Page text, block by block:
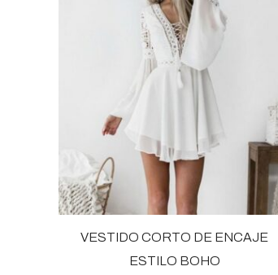
VESTIDO CORTO DE ENCAJE
ESTILO BOHO
en